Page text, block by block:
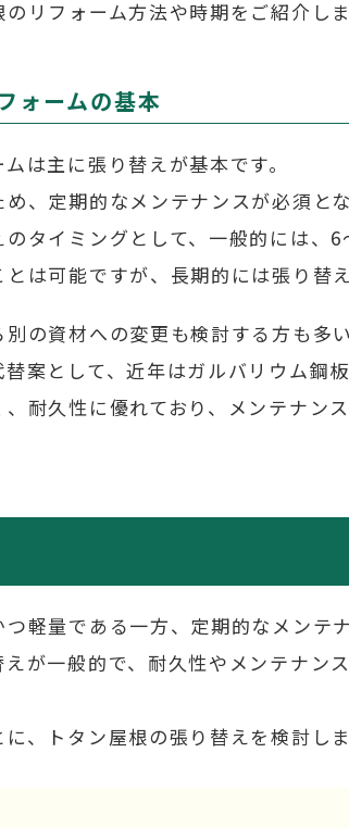
リフォーム方法や時期をご紹介しま
ォームの基本
は主に張り替えが基本です。
、定期的なメンテナンスが必須とな
タイミングとして、一般的には、6
は可能ですが、長期的には張り替
の資材への変更も検討する方も多い
案として、近年はガルバリウム鋼
耐久性に優れており、メンテナン
軽量である一方、定期的なメンテ
えが一般的で、耐久性やメンテナン
、トタン屋根の張り替えを検討しま